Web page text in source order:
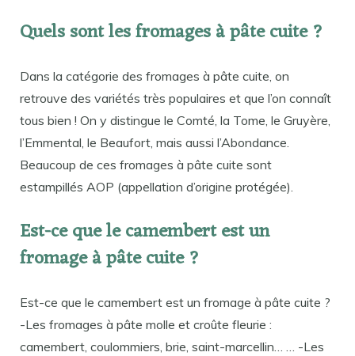
Quels sont les fromages à pâte cuite ?
Dans la catégorie des fromages à pâte cuite, on
retrouve des variétés très populaires et que l’on connaît
tous bien ! On y distingue le Comté, la Tome, le Gruyère,
l’Emmental, le Beaufort, mais aussi l’Abondance.
Beaucoup de ces fromages à pâte cuite sont
estampillés AOP (appellation d’origine protégée).
Est-ce que le camembert est un
fromage à pâte cuite ?
Est-ce que le camembert est un fromage à pâte cuite ?
-Les fromages à pâte molle et croûte fleurie :
camembert, coulommiers, brie, saint-marcellin… … -Les